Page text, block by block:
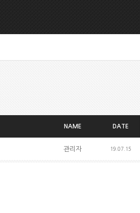
NAME DATE
관리자 19.07.15